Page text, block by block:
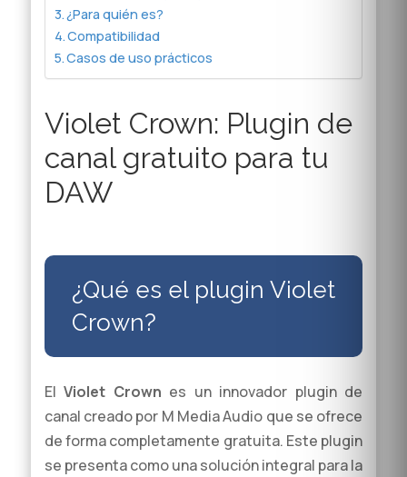
¿Para quién es?
Compatibilidad
Casos de uso prácticos
Violet Crown: Plugin de
canal gratuito para tu
DAW
¿Qué es el plugin Violet
Crown?
ElViolet Crown es un innovador plugin de
canal creado por M Media Audio que se ofrece
de forma completamente gratuita. Este plugin
se presenta como una solución integral para la